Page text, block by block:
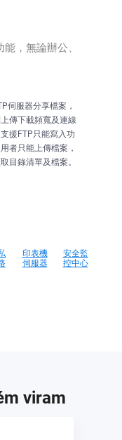
，無論辦公、
伺服器分享檔案，
傳下載頻寬及連線
援FTP只能寫入功
者只能上傳檔案，
目錄清單及檔案。
印表機
伺服器
安全監
控中心
viram